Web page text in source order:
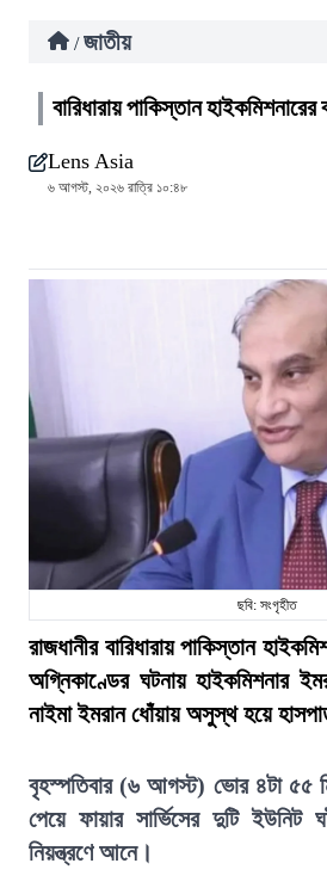
/ জাতীয়
বারিধারায় পাকিস্তান
Lens Asia
৬ আগস্ট, ২০২৬ রাত্রি ১০:৪৮
ছবি: সংগৃহীত
রাজধানীর বারিধারায় পাকিস্তান
অগ্নিকাণ্ডের ঘটনায় হাইকমিশনার
নাইমা ইমরান ধোঁয়ায় অসুস্থ হয়ে
বৃহস্পতিবার (৬ আগস্ট) ভোর ৪টা ৫৫
পেয়ে ফায়ার সার্ভিসের দুটি
নিয়ন্ত্রণে আনে।